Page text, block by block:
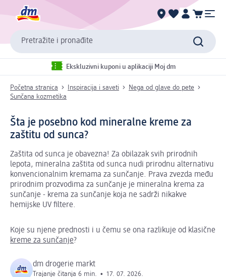
Pretražite i pronađite
Ekskluzivni kuponi u aplikaciji Moj dm
Početna stranica Inspiracija i saveti
Nega od glave do pete
Sunčana kozmetika
Šta je posebno kod mineralne kreme za
zaštitu od sunca?
Zaštita od sunca je obavezna! Za obilazak svih prirodnih
lepota, mineralna zaštita od sunca nudi prirodnu alternativu
konvencionalnim kremama za sunčanje. Prava zvezda među
prirodnim prozvodima za sunčanje je mineralna krema za
sunčanje - krema za sunčanje koja ne sadrži nikakve
hemijske UV filtere.
Koje su njene prednosti i u čemu se ona razlikuje od klasične
kreme za sunčanje?
dm drogerie markt
Trajanje čitanja 6 min. • 17. 07. 2026.